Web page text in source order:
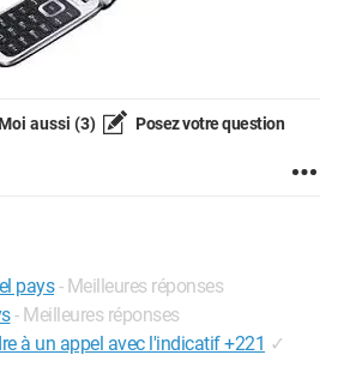
Moi aussi (3) Posez votre question
pays - Meilleures réponses
- Meilleures réponses
à un appel avec l'indicatif +221 ✓